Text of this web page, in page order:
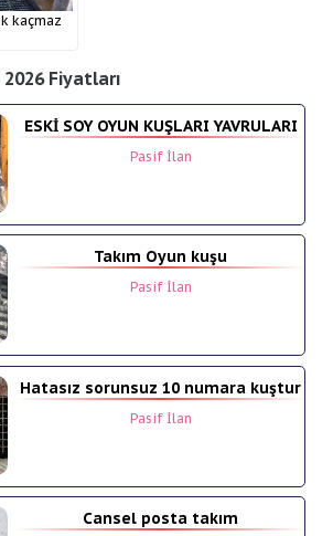
kaçmaz
bu fiyata
Fiyatları
ESKİ SOY OYUN KUŞLARI YAVRULARI
Pasif İlan
Takım Oyun kuşu
Pasif İlan
Hatasız sorunsuz 10 numara kuştur
Pasif İlan
Cansel posta takım